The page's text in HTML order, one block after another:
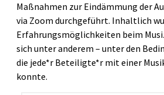
Maßnahmen zur Eindämmung der
via Zoom durchgeführt. Inhaltlich
Erfahrungsmöglichkeiten beim
sich unter anderem – unter den
die jede*r Beteiligte*r mit einer
konnte.